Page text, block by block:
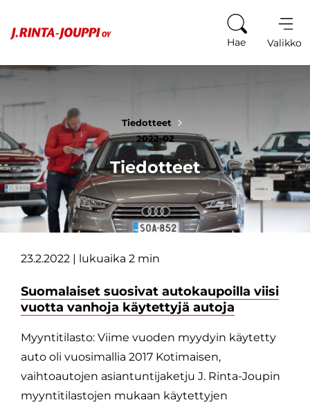
Hae Valikko
Tiedotteet
2022-02
Tiedotteet
23.2.2022 | lukuaika 2 min
Suomalaiset suosivat autokaupoilla viisi
vuotta vanhoja käytettyjä autoja
Myyntitilasto: Viime vuoden myydyin käytetty
auto oli vuosimallia 2017 Kotimaisen,
vaihtoautojen asiantuntijaketju J. Rinta-Joupin
myyntitilastojen mukaan käytettyjen